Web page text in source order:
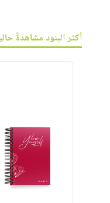
وفرات
انشر
أكثر البنود مشاهدةً